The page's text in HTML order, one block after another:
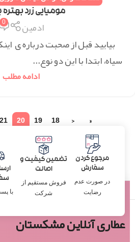
مومیایی زرد بهتره
ادمین 0
بیایید قبل از صحبت درباره ی
سیاه، ابتدا با این دو نوع...
ادامه مطلب
«
‹
18
19
20
21
مرجوع کردن
سفارش
در صورت عدم
رضایت
تضمین کیفیت و
اصالت
فروش مستقیم از
شرکت
با
عطاری آنلاین مشکستان